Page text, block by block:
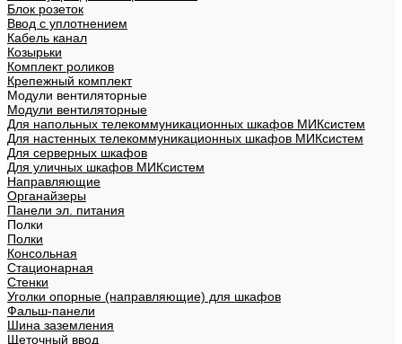
Блок розеток
Ввод с уплотнением
Кабель канал
Козырьки
Комплект роликов
Крепежный комплект
Модули вентиляторные
Модули вентиляторные
Для напольных телекоммуникационных шкафов МИКсистем
Для настенных телекоммуникационных шкафов МИКсистем
Для серверных шкафов
Для уличных шкафов МИКсистем
Направляющие
Органайзеры
Панели эл. питания
Полки
Полки
Консольная
Стационарная
Стенки
Уголки опорные (направляющие) для шкафов
Фальш-панели
Шина заземления
Щеточный ввод